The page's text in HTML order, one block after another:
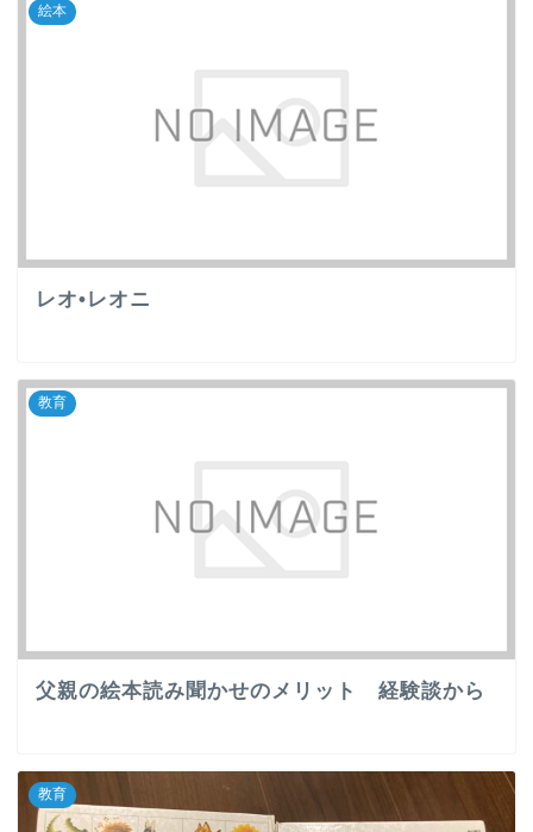
絵本
レオ•レオニ
教育
父親の絵本読み聞かせのメリット 経験談から
教育